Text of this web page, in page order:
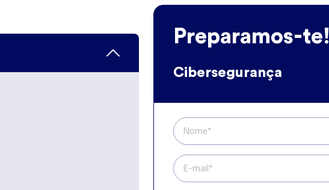
Preparamos-te!
Cibersegurança
Nome*
E-mail*